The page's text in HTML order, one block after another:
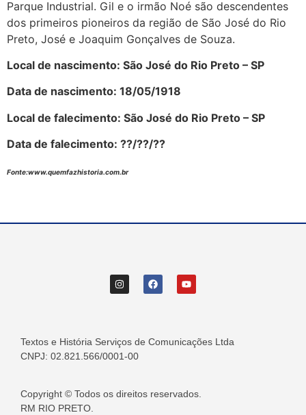
Parque Industrial. Gil e o irmão Noé são descendentes
dos primeiros pioneiros da região de São José do Rio
Preto, José e Joaquim Gonçalves de Souza.
Local de nascimento: São José do Rio Preto – SP
Data de nascimento: 18/05/1918
Local de falecimento: São José do Rio Preto – SP
Data de falecimento: ??/??/??
Fonte:www.quemfazhistoria.com.br
Textos e História Serviços de Comunicações Ltda
CNPJ: 02.821.566/0001-00
Copyright © Todos os direitos reservados.
RM RIO PRETO.